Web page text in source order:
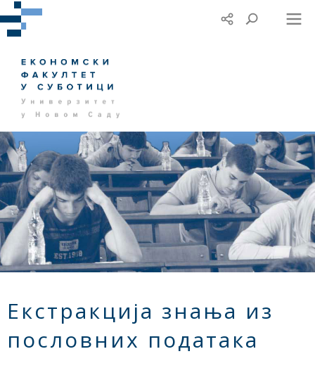
Екстракција знања из
пословних података